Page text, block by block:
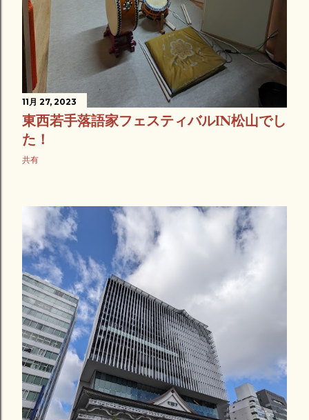
11月 27, 2023
東西若手落語家フェスティバルIN松山でし
た！
共有